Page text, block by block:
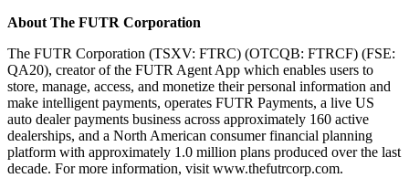
About The FUTR Corporation
The FUTR Corporation (TSXV: FTRC) (OTCQB: FTRCF) (FSE:
QA20), creator of the FUTR Agent App which enables users to
store, manage, access, and monetize their personal information and
make intelligent payments, operates FUTR Payments, a live US
auto dealer payments business across approximately 160 active
dealerships, and a North American consumer financial planning
platform with approximately 1.0 million plans produced over the last
decade. For more information, visit www.thefutrcorp.com.